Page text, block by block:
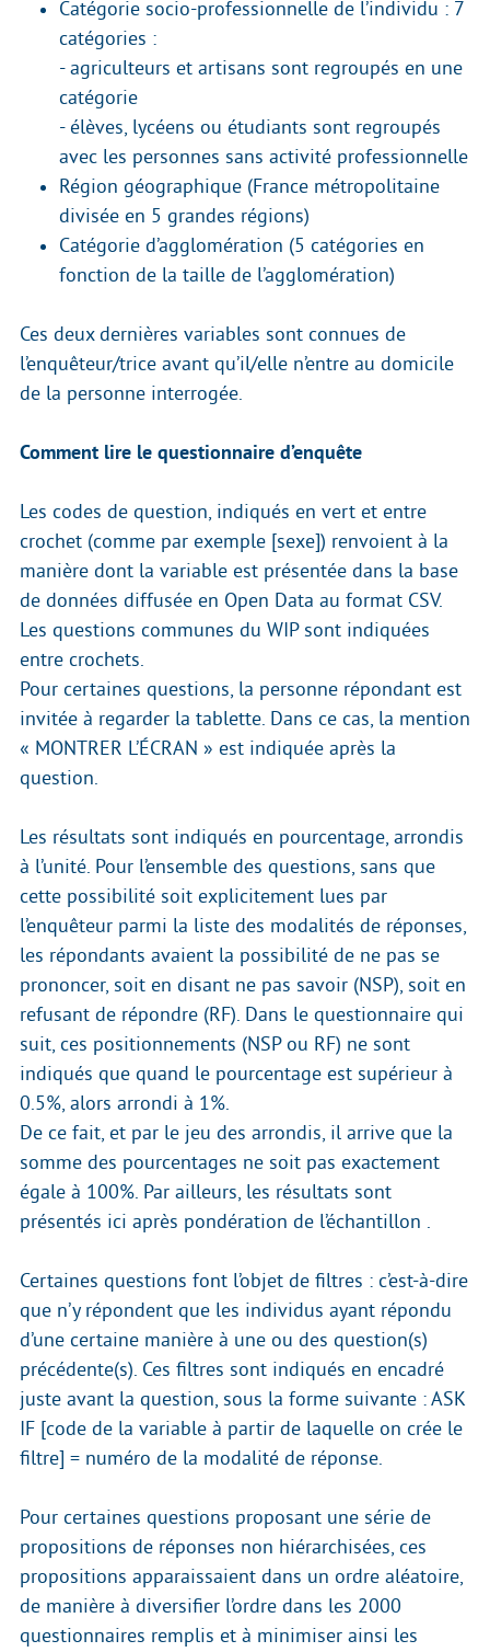
Catégorie socio-professionnelle de l’individu : 7
catégories :
- agriculteurs et artisans sont regroupés en une
catégorie
- élèves, lycéens ou étudiants sont regroupés
avec les personnes sans activité professionnelle
Région géographique (France métropolitaine
divisée en 5 grandes régions)
Catégorie d’agglomération (5 catégories en
fonction de la taille de l’agglomération)
Ces deux dernières variables sont connues de
l’enquêteur/trice avant qu’il/elle n’entre au domicile
de la personne interrogée.
Comment lire le questionnaire d’enquête
Les codes de question, indiqués en vert et entre
crochet (comme par exemple [sexe]) renvoient à la
manière dont la variable est présentée dans la base
de données diffusée en Open Data au format CSV.
Les questions communes du WIP sont indiquées
entre crochets.
Pour certaines questions, la personne répondant est
invitée à regarder la tablette. Dans ce cas, la mention
« MONTRER L’ÉCRAN » est indiquée après la
question.
Les résultats sont indiqués en pourcentage, arrondis
à l’unité. Pour l’ensemble des questions, sans que
cette possibilité soit explicitement lues par
l’enquêteur parmi la liste des modalités de réponses,
les répondants avaient la possibilité de ne pas se
prononcer, soit en disant ne pas savoir (NSP), soit en
refusant de répondre (RF). Dans le questionnaire qui
suit, ces positionnements (NSP ou RF) ne sont
indiqués que quand le pourcentage est supérieur à
0.5%, alors arrondi à 1%.
De ce fait, et par le jeu des arrondis, il arrive que la
somme des pourcentages ne soit pas exactement
égale à 100%. Par ailleurs, les résultats sont
présentés ici après pondération de l’échantillon .
Certaines questions font l’objet de filtres : c’est-à-dire
que n’y répondent que les individus ayant répondu
d’une certaine manière à une ou des question(s)
précédente(s). Ces filtres sont indiqués en encadré
juste avant la question, sous la forme suivante : ASK
IF [code de la variable à partir de laquelle on crée le
filtre] = numéro de la modalité de réponse.
Pour certaines questions proposant une série de
propositions de réponses non hiérarchisées, ces
propositions apparaissaient dans un ordre aléatoire,
de manière à diversifier l’ordre dans les 2000
questionnaires remplis et à minimiser ainsi les